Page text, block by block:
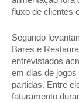
fluxo de clientes
Segundo
Bares e
entrevistados
em dias de
partidas. Entre
faturamento